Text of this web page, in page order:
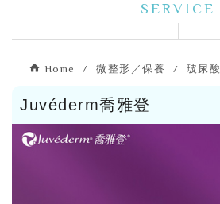
SERVICE
Home 微整形／保養 玻尿酸
Juvéderm喬雅登